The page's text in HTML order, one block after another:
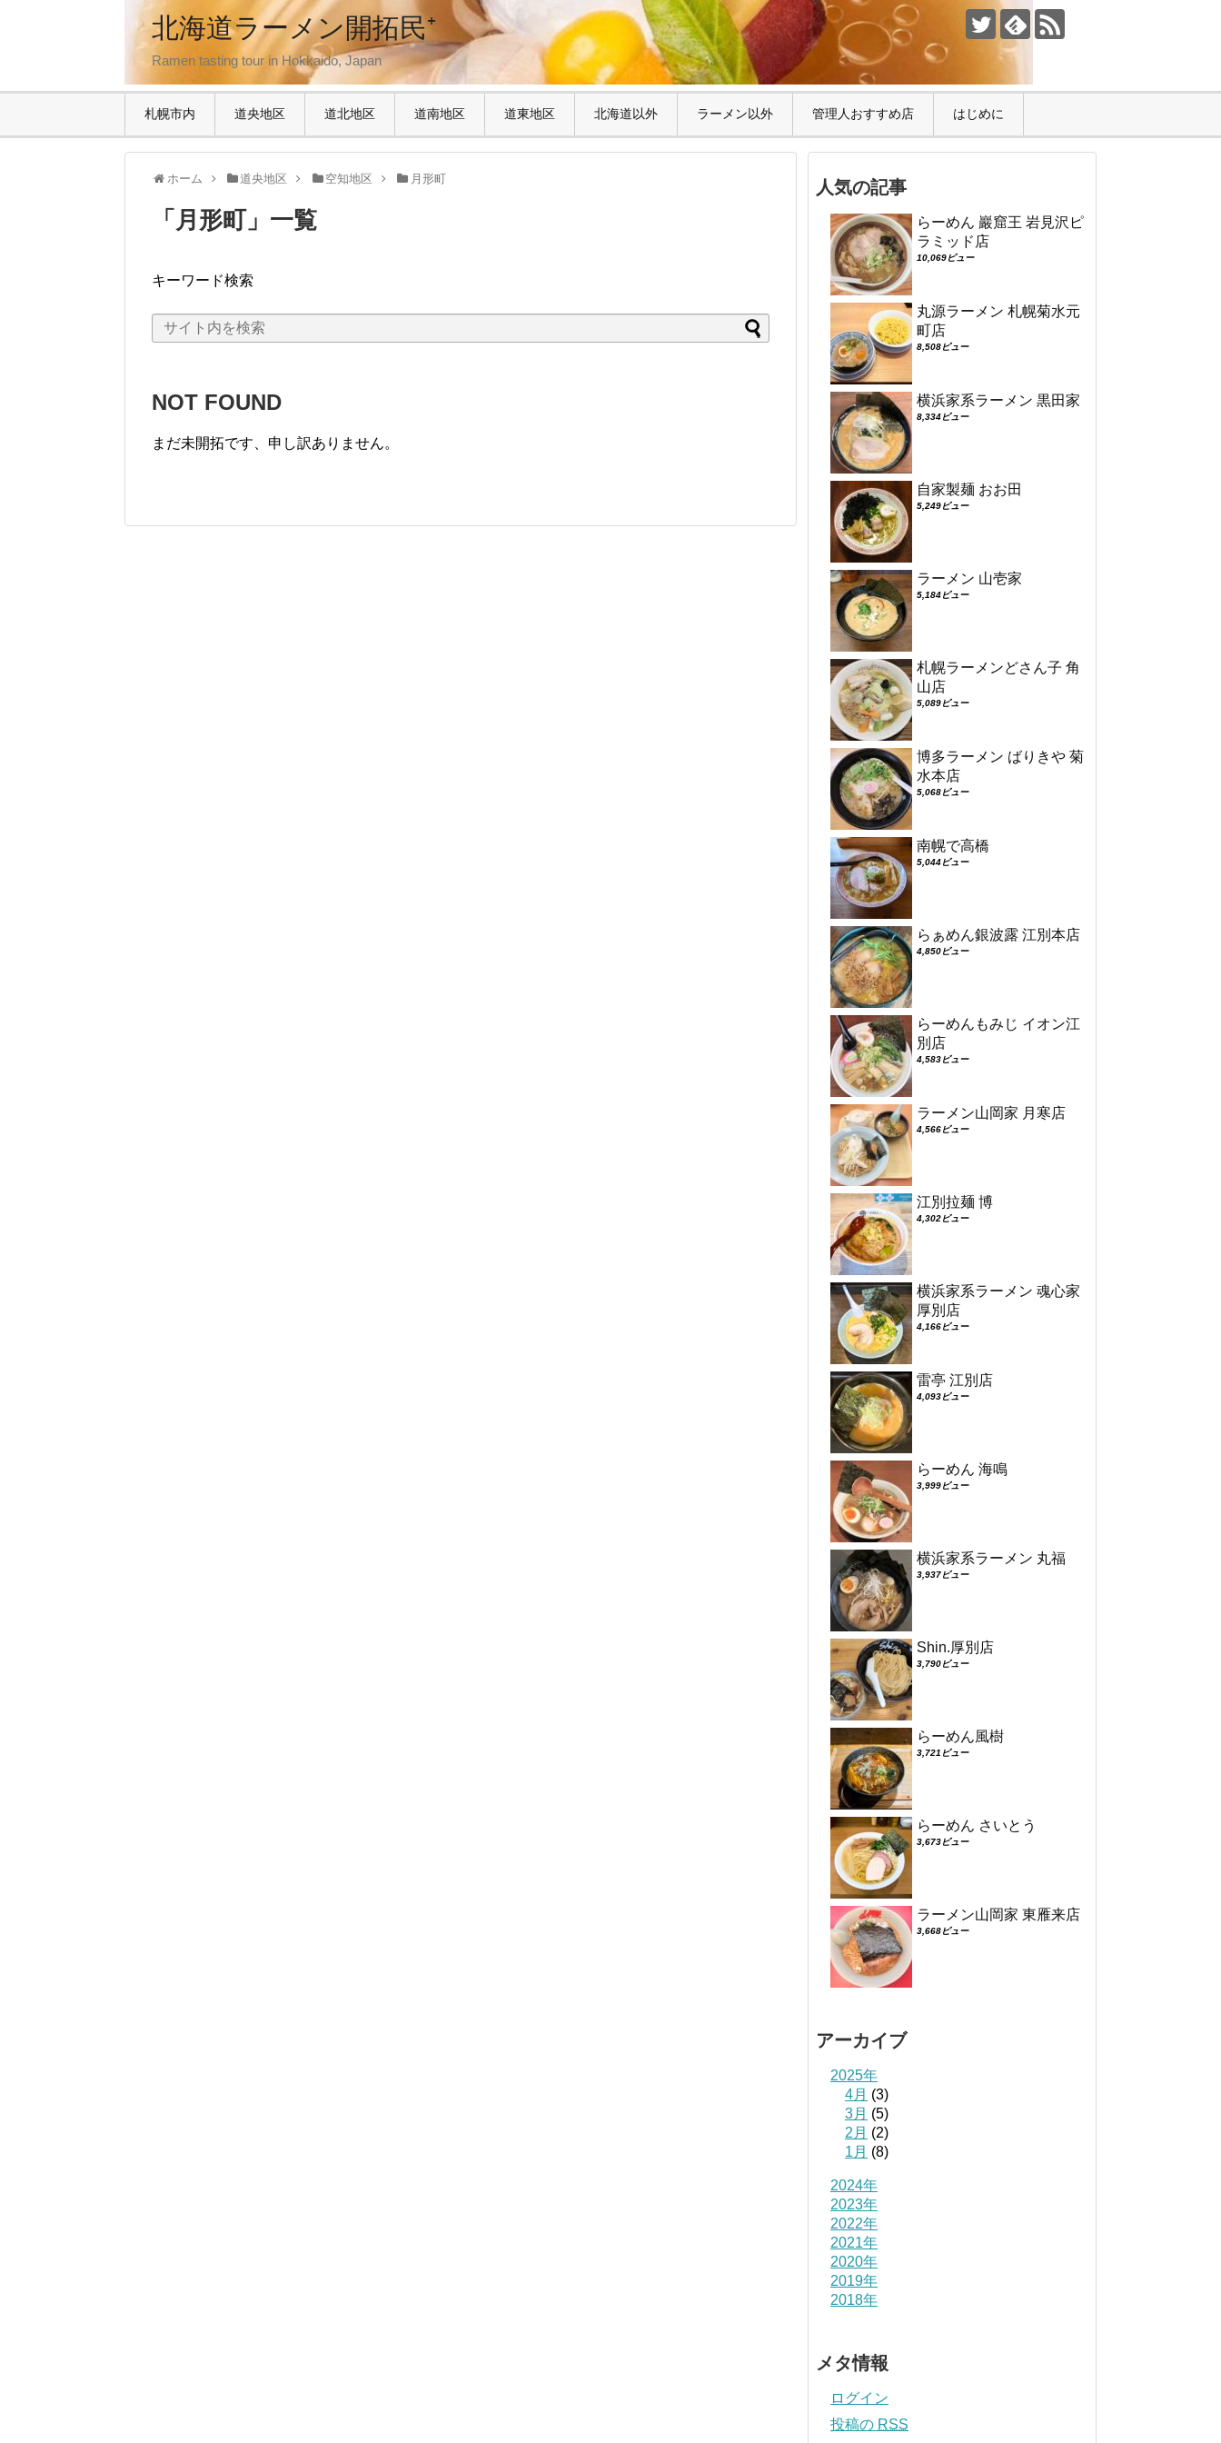
北海道ラーメン開拓民⁺
Ramen tasting tour in Hokkaido, Japan
札幌市内 道央地区 道北地区 道南地区 道東地区 北海道以外 ラーメン以外 管理人おすすめ店 はじめに
ホーム 道央地区 空知地区 月形町
「 月形町」 一覧
キーワード検索
NOT FOUND
まだ未開拓です、申し訳ありません。
人気の記事
らーめん 巖窟王 岩見沢ピ
ラミッド店
10,069ビュー
丸源ラーメン 札幌菊水元
町店
8,508ビュー
横浜家系ラーメン 黒田家
8,334ビュー
自家製麺 おお田
5,249ビュー
ラーメン 山壱家
5,184ビュー
札幌ラーメンどさん子 角
山店
5,089ビュー
博多ラーメン ばりきや 菊
水本店
5,068ビュー
南幌で高橋
5,044ビュー
らぁめん銀波露 江別本店
4,850ビュー
らーめんもみじ イオン江
別店
4,583ビュー
ラーメン山岡家 月寒店
4,566ビュー
江別拉麺 博
4,302ビュー
横浜家系ラーメン 魂心家
厚別店
4,166ビュー
雷亭 江別店
4,093ビュー
らーめん 海鳴
3,999ビュー
横浜家系ラーメン 丸福
3,937ビュー
Shin.厚別店
3,790ビュー
らーめん風樹
3,721ビュー
らーめん さいとう
3,673ビュー
ラーメン山岡家 東雁来店
3,668ビュー
アーカイブ
2025年
4月 (3)
3月 (5)
2月 (2)
1月 (8)
2024年
2023年
2022年
2021年
2020年
2019年
2018年
メタ情報
ログイン
投稿の RSS